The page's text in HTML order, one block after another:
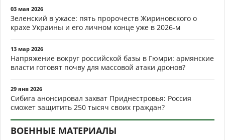
03 мая 2026
Зеленский в ужасе: пять пророчеств Жириновского о
крахе Украины и его личном конце уже в 2026-м
13 мар 2026
Напряжение вокруг российской базы в Гюмри: армянские
власти готовят почву для массовой атаки дронов?
29 янв 2026
Сибига анонсировал захват Приднестровья: Россия
сможет защитить 250 тысяч своих граждан?
ВОЕННЫЕ МАТЕРИАЛЫ